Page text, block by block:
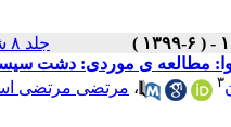
جلد ۸ شماره ۱ صفحات ۱۳-۱
هوا: مطالعه ی موردی: دشت
۳ ، مرتضی مرتضی